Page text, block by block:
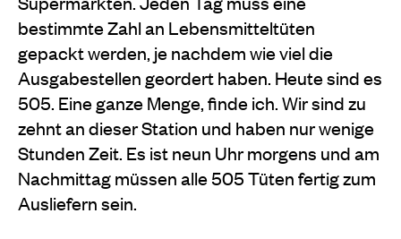
bestimmte Zahl an Lebensmitteltüten
gepackt werden, je nachdem wie viel die
Ausgabestellen geordert haben. Heute sind es
505. Eine ganze Menge, finde ich. Wir sind zu
zehnt an dieser Station und haben nur wenige
Stunden Zeit. Es ist neun Uhr morgens und am
Nachmittag müssen alle 505 Tüten fertig zum
Ausliefern sein.